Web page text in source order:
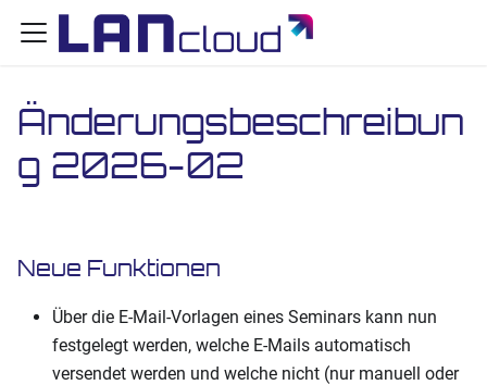
Änderungsbeschreibun
g 2026-02
Neue Funktionen
Über die E-Mail-Vorlagen eines Seminars kann nun
festgelegt werden, welche E-Mails automatisch
versendet werden und welche nicht (nur manuell oder